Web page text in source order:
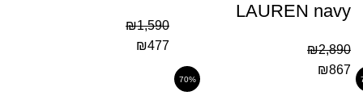
LAUREN navy
₪2,890
₪867
₪1,590
₪477
70%